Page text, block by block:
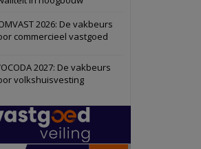
2026: De vakbeurs
commercieel vastgoed
2027: De vakbeurs
volkshuisvesting
Schiedam
2026 Attractiepark
Bekijk
Oranje
bedrijventerrein
Schuinesloot